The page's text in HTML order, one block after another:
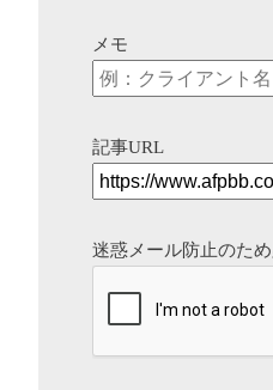
メモ
記事URL
迷惑メール防止のた